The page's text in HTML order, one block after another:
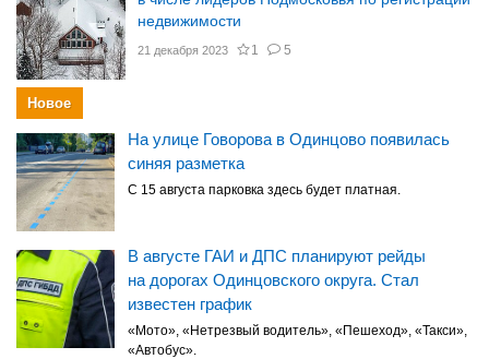
недвижимости
21 декабря 2023 1 5
Новое
На улице Говорова в Одинцово появилась
синяя разметка
С 15 августа парковка здесь будет платная.
В августе ГАИ и ДПС планируют рейды
на дорогах Одинцовского округа. Стал
известен график
«Мото», «Нетрезвый водитель», «Пешеход», «Такси»,
«Автобус».